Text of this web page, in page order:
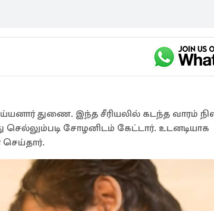
துணை. இந்த சீரியலில் கடந்த வாரம்
சோழனிடம் கேட்டார். உடனடியாக